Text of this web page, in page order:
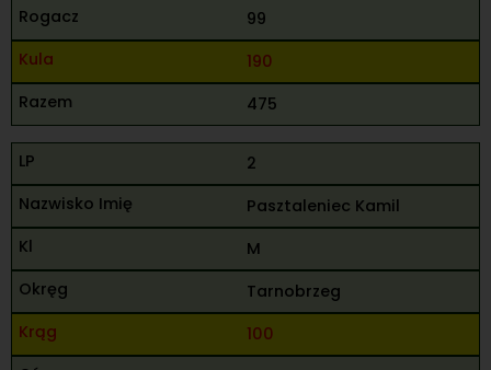
99
190
475
2
Pasztaleniec Kamil
M
Tarnobrzeg
100